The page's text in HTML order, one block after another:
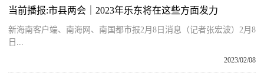
当前播报:市县两会｜2023年乐东将在这些方面发力
新海南客户端、南海网、南国都市报2月8日消息（记者张宏波）2月8
日...
2023/02/08